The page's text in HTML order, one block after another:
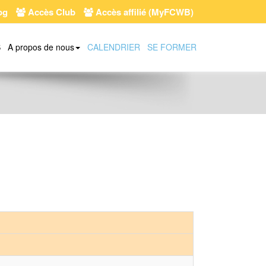
Accès Club Accès affilié (MyFCWB)
A propos de nous CALENDRIER SE FORMER